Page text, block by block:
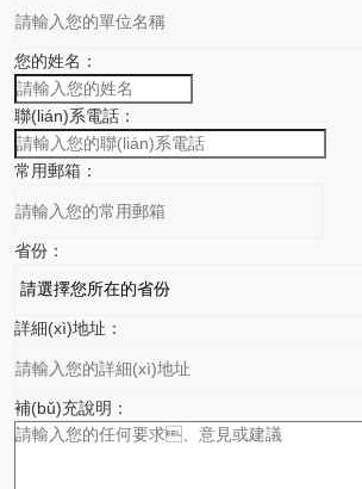
您的姓名：
聯(lián)系電話：
常用郵箱：
省份：
詳細(xì)地址：
補(bǔ)充說明：